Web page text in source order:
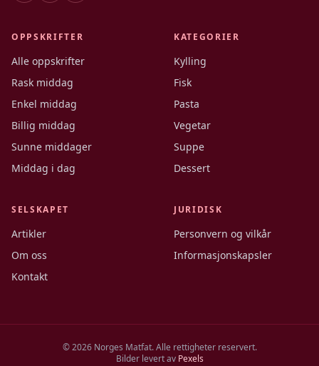
OPPSKRIFTER
Alle oppskrifter
Rask middag
Enkel middag
Billig middag
Sunne middager
Middag i dag
KATEGORIER
Kylling
Fisk
Pasta
Vegetar
Suppe
Dessert
SELSKAPET
Artikler
Om oss
Kontakt
JURIDISK
Personvern og vilkår
Informasjonskapsler
©2026Norges Matfat. Alle rettigheter reservert.
Bilder levert av Pexels